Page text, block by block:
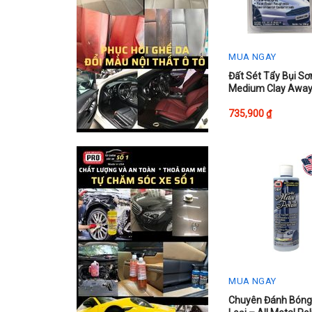
page
MUA NGAY
Đất Sét Tẩy Bụi
Medium Clay
735,900₫
MUA NGAY
Chuyên Đánh